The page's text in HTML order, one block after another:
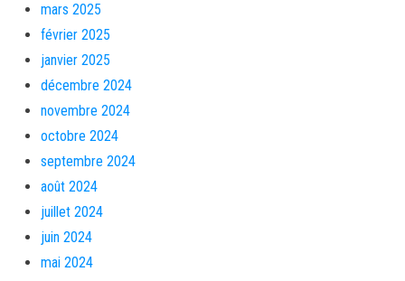
mars 2025
février 2025
janvier 2025
décembre 2024
novembre 2024
octobre 2024
septembre 2024
août 2024
juillet 2024
juin 2024
mai 2024